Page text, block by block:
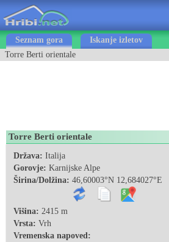
Seznam gora
Iskanje izletov
Torre Berti orientale
Torre Berti orientale
Država: Italija
Gorovje: Karnijske Alpe
Širina/Dolžina: 46,60003°N 12,684027°E
Višina: 2415 m
Vrsta: Vrh
Vremenska napoved: